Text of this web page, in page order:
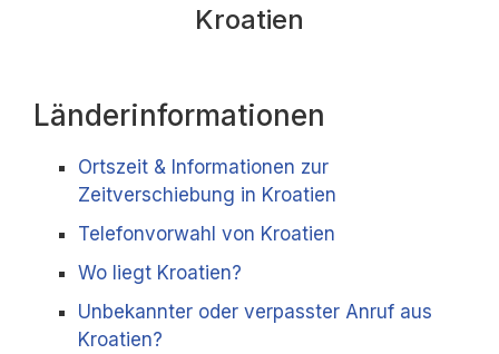
Kroatien
Länderinformationen
Ortszeit & Informationen zur
Zeitverschiebung in Kroatien
Telefonvorwahl von Kroatien
Wo liegt Kroatien?
Unbekannter oder verpasster Anruf aus
Kroatien?